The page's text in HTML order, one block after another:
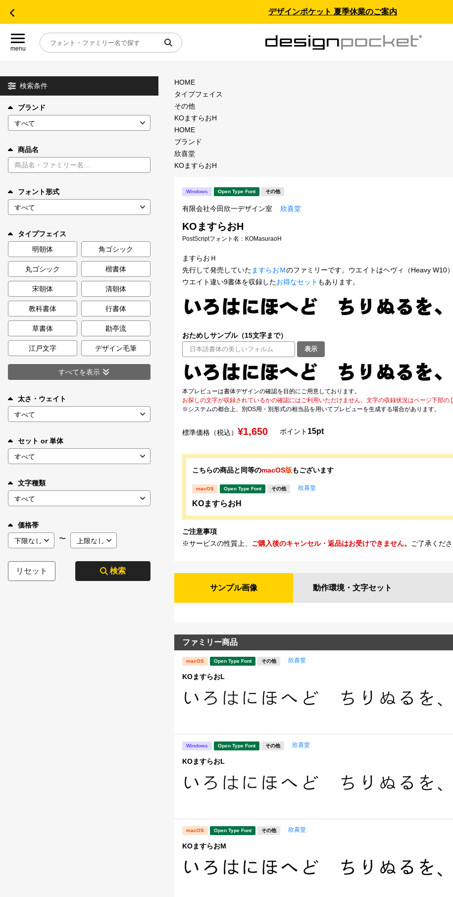
デザインポケット 夏季休業のご案内
menu
目的別フォントガイド
特集
年間ライセンス商品
キャンペーン一覧
カート 0
マイページ
お気に入り
ご利用ガイド
お問い合わせ
検索条件
ブランド
商品名
フォント形式
タイプフェイス
明朝体
角ゴシック
丸ゴシック 楷書体
宋朝体 清朝体
教科書体 行書体
草書体 勘亭流
江戸文字 デザイン毛筆
すべてを表示
太さ・ウェイト
セット or 単体
文字種類
価格帯
〜
リセット 検索
HOME
タイプフェイス
その他
KOますらおH
HOME
ブランド
欣喜堂
KOますらおH
Windows Open Type Font その他
有限会社今田欣一デザイン室 欣喜堂
KOますらおH
PostScriptフォント名： KOMasuraoH
ますらおＨ
先行して発売していた ますらおＭのファミリーです。ウエイトはヘヴィ（Heavy W10）
ウエイト違い9書体を収録したお得なセット もあります。
おためしサンプル（15文字まで）
表示
本プレビューは書体デザインの確認を目的にご用意しております。
お探しの文字が収録されているかの確認にはご利用いただけません。文字の収録状況はページ下部の
※システムの都合上、別OS用・別形式の相当品を用いてプレビューを生成する場合があります。
標準価格（税込） ¥1,650 ポイント 15pt
こちらの商品と同等のmacOS版もございます
macOS Open Type Font その他 欣喜堂
KOますらおH
ご注意事項
※サービスの性質上、 ご購入後のキャンセル・返品はお受けできません。 ご了承くださ
サンプル画像 動作環境・ 文字セット
ファミリー商品
macOS Open Type Font その他 欣喜堂
KOますらおL
Windows Open Type Font その他 欣喜堂
KOますらおL
macOS Open Type Font その他 欣喜堂
KOますらおM